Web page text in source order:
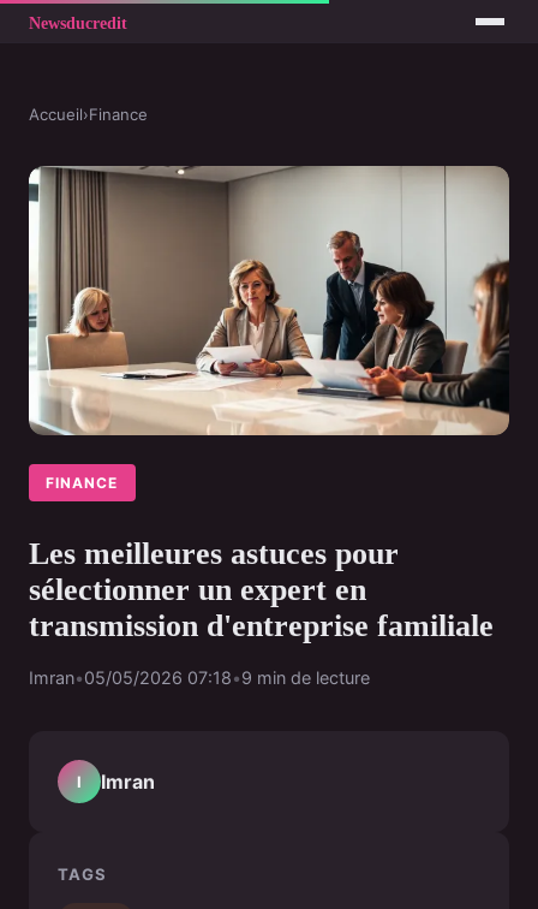
Accueil›Finance
FINANCE
Les meilleures astuces pour
sélectionner un expert en
transmission d'entreprise familiale
Imran•05/05/2026 07:18•9 min de lecture
I Imran
TAGS